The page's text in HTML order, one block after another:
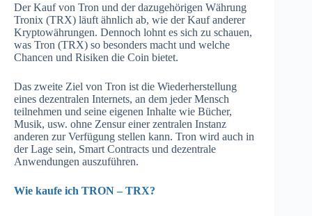
Der Kauf von Tron und der dazugehörigen Währung
Tronix (TRX) läuft ähnlich ab, wie der Kauf anderer
Kryptowährungen. Dennoch lohnt es sich zu schauen,
was Tron (TRX) so besonders macht und welche
Chancen und Risiken die Coin bietet.
Das zweite Ziel von Tron ist die Wiederherstellung
eines dezentralen Internets, an dem jeder Mensch
teilnehmen und seine eigenen Inhalte wie Bücher,
Musik, usw. ohne Zensur einer zentralen Instanz
anderen zur Verfügung stellen kann. Tron wird auch in
der Lage sein, Smart Contracts und dezentrale
Anwendungen auszuführen.
Wie kaufe ich TRON – TRX?